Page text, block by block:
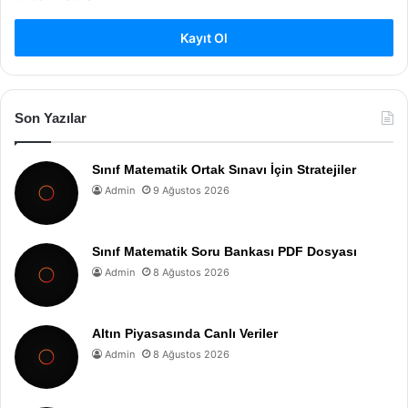
Kayıt Ol
Son Yazılar
Sınıf Matematik Ortak Sınavı İçin Stratejiler
Admin 9 Ağustos 2026
Sınıf Matematik Soru Bankası PDF Dosyası
Admin 8 Ağustos 2026
Altın Piyasasında Canlı Veriler
Admin 8 Ağustos 2026